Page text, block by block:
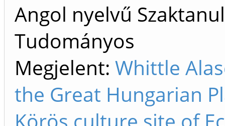
Angol nyelvű
Tudományos
Megjelent: Whittle
the Great Hungarian